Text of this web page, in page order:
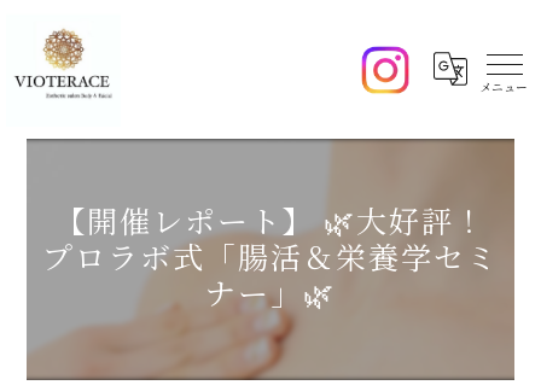
【開催レポート】 🌿大好評！
プロラボ式「腸活＆栄養学セミ
ナー」🌿